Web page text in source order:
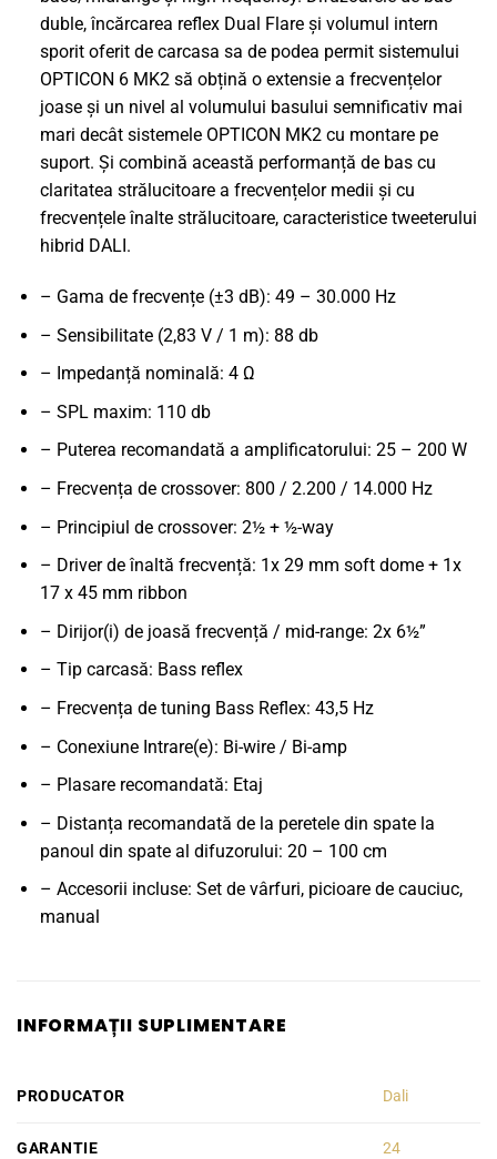
duble, încărcarea reflex Dual Flare și volumul intern
sporit oferit de carcasa sa de podea permit sistemului
OPTICON 6 MK2 să obțină o extensie a frecvențelor
joase și un nivel al volumului basului semnificativ mai
mari decât sistemele OPTICON MK2 cu montare pe
suport. Și combină această performanță de bas cu
claritatea strălucitoare a frecvențelor medii și cu
frecvențele înalte strălucitoare, caracteristice tweeterului
hibrid DALI.
– Gama de frecvențe (±3 dB): 49 – 30.000 Hz
– Sensibilitate (2,83 V / 1 m): 88 db
– Impedanță nominală: 4 Ω
– SPL maxim: 110 db
– Puterea recomandată a amplificatorului: 25 – 200 W
– Frecvența de crossover: 800 / 2.200 / 14.000 Hz
– Principiul de crossover: 2½ + ½-way
– Driver de înaltă frecvență: 1x 29 mm soft dome + 1x
17 x 45 mm ribbon
– Dirijor(i) de joasă frecvență / mid-range: 2x 6½”
– Tip carcasă: Bass reflex
– Frecvența de tuning Bass Reflex: 43,5 Hz
– Conexiune Intrare(e): Bi-wire / Bi-amp
– Plasare recomandată: Etaj
– Distanța recomandată de la peretele din spate la
panoul din spate al difuzorului: 20 – 100 cm
– Accesorii incluse: Set de vârfuri, picioare de cauciuc,
manual
INFORMAȚII SUPLIMENTARE
PRODUCATOR Dali
GARANTIE 24